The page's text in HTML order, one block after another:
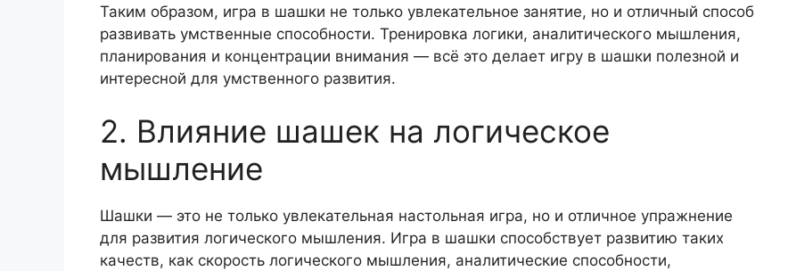
Таким образом, игра в шашки не только увлекательное занятие, но и отличный способ
развивать умственные способности. Тренировка логики, аналитического мышления,
планирования и концентрации внимания — всё это делает игру в шашки полезной и
интересной для умственного развития.
2. Влияние шашек на логическое
мышление
Шашки — это не только увлекательная настольная игра, но и отличное упражнение
для развития логического мышления. Игра в шашки способствует развитию таких
качеств, как скорость логического мышления, аналитические способности,